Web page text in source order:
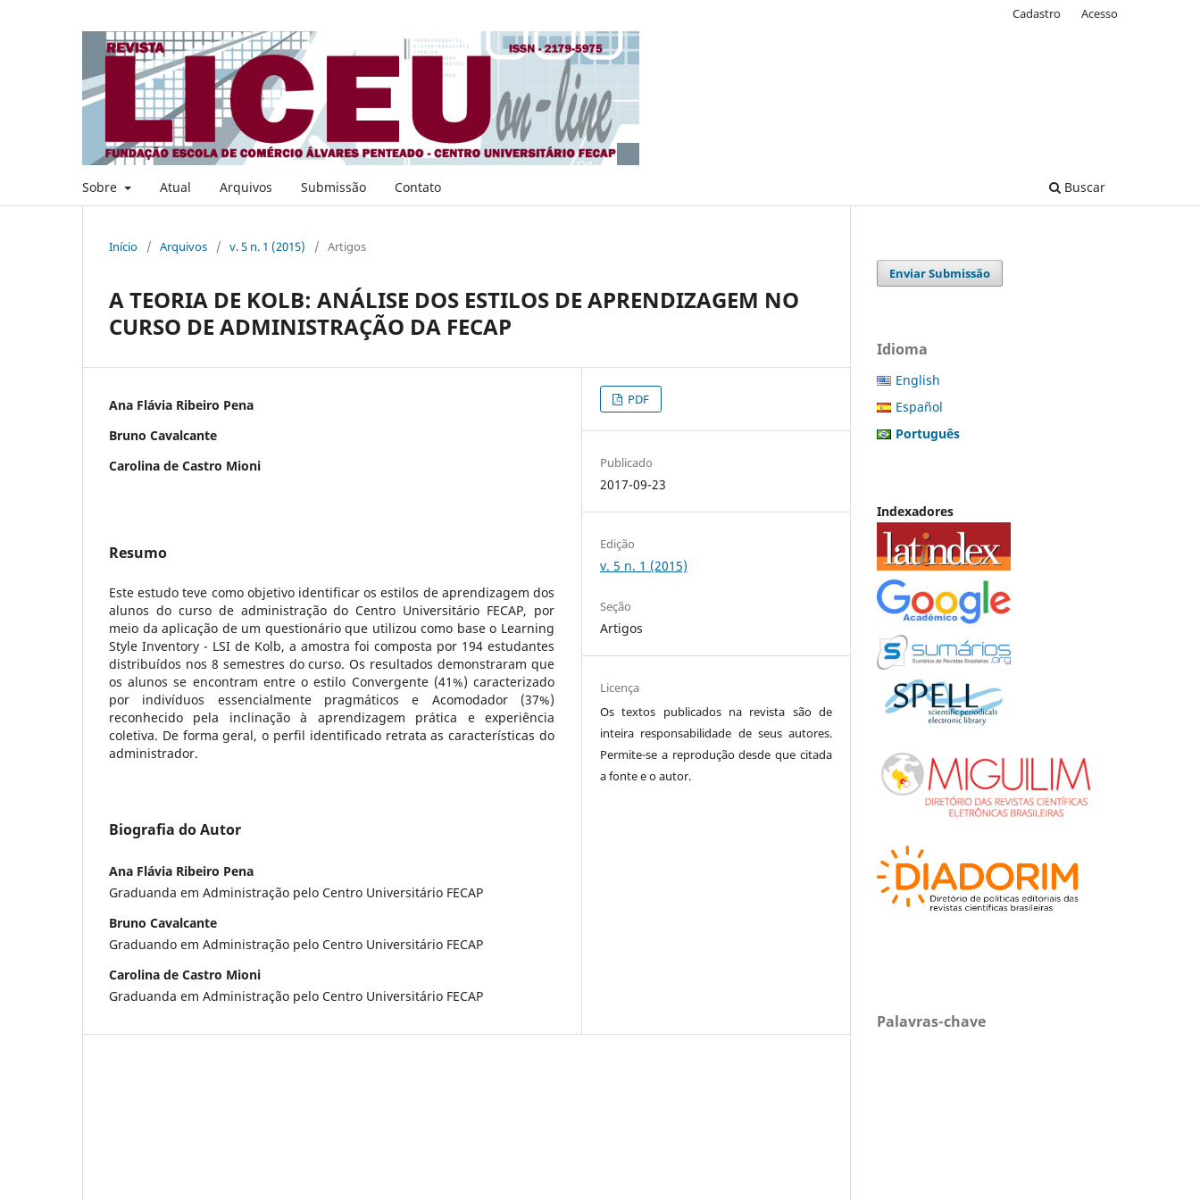
Sobre Atual Arquivos Submissão Contato Buscar
Cadastro Acesso
Início / Arquivos / v. 5 n. 1 (2015) / Artigos
A TEORIA DE KOLB: ANÁLISE DOS ESTILOS DE APRENDIZAGEM NO
CURSO DE ADMINISTRAÇÃO DA FECAP
Ana Flávia Ribeiro Pena
Bruno Cavalcante
Carolina de Castro Mioni
Resumo
Este estudo teve como objetivo identificar os estilos de aprendizagem dos
alunos do curso de administração do Centro Universitário FECAP, por
meio da aplicação de um questionário que utilizou como base o Learning
Style Inventory - LSI de Kolb, a amostra foi composta por 194 estudantes
distribuídos nos 8 semestres do curso. Os resultados demonstraram que
os alunos se encontram entre o estilo Convergente (41%) caracterizado
por indivíduos essencialmente pragmáticos e Acomodador (37%)
reconhecido pela inclinação à aprendizagem prática e experiência
coletiva. De forma geral, o perfil identificado retrata as características do
administrador.
Biografia do Autor
Ana Flávia Ribeiro Pena
Graduanda em Administração pelo Centro Universitário FECAP
Bruno Cavalcante
Graduando em Administração pelo Centro Universitário FECAP
Carolina de Castro Mioni
Graduanda em Administração pelo Centro Universitário FECAP
PDF
Publicado
2017-09-23
Edição
v. 5 n. 1 (2015)
Seção
Artigos
Licença
Os textos publicados na revista são de
inteira responsabilidade de seus autores.
Permite-se a reprodução desde que citada
a fonte e o autor.
Enviar Submissão
Idioma
English
Español
Português
Indexadores
Palavras-chave